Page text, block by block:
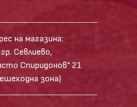
на магазина:
гр. Севлиево,
Спиридонов" 21
зона)